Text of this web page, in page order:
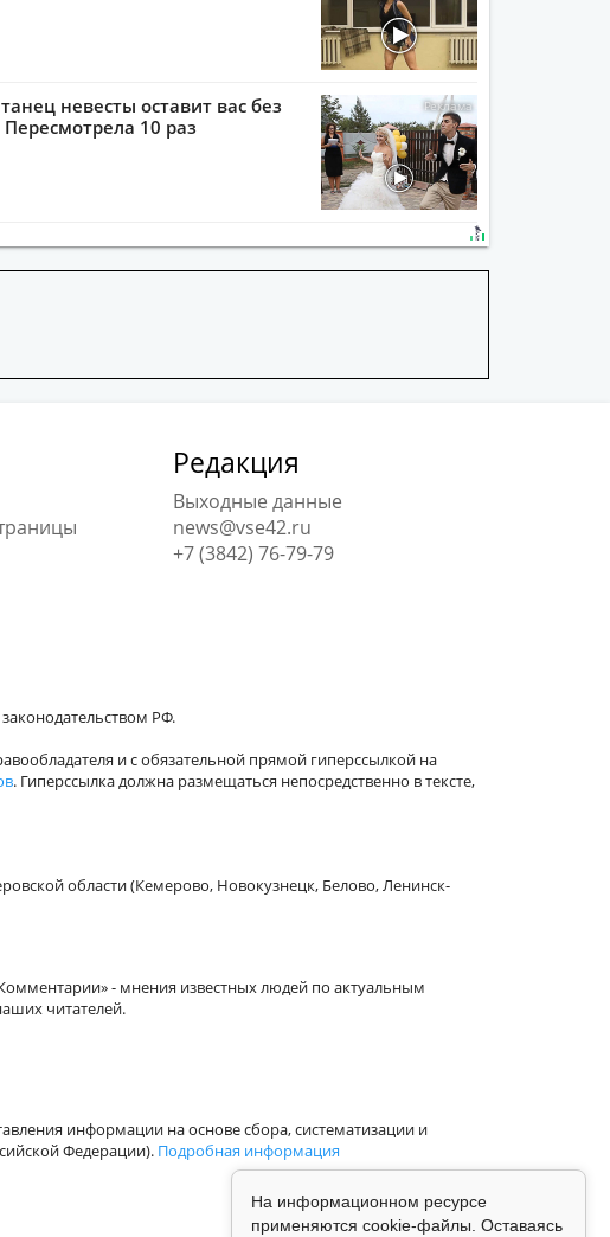
невесты оставит вас без
Пересмотрела 10 раз
Редакция
Выходные данные
news@vse42.ru
+7 (3842) 76-79-79
РФ.
и с обязательной прямой гиперссылкой на
. Гиперссылка должна размещаться непосредственно в тексте,
области (Кемерово, Новокузнецк, Белово, Ленинск-
- мнения известных людей по актуальным
читателей.
информации на основе сбора, систематизации и
Федерации). Подробная информация
На информационном ресурсе
применяются cookie-файлы. Оставаясь